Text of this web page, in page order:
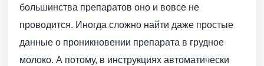
большинства препаратов оно и вовсе не
проводится. Иногда сложно найти даже простые
данные о проникновении препарата в грудное
молоко. А потому, в инструкциях автоматически